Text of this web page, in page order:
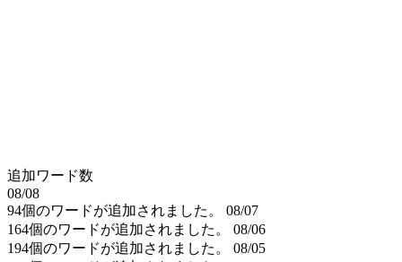
追加ワード数
08/08
94個のワードが追加されました。
08/07
164個のワードが追加されました。
08/06
194個のワードが追加されました。
08/05